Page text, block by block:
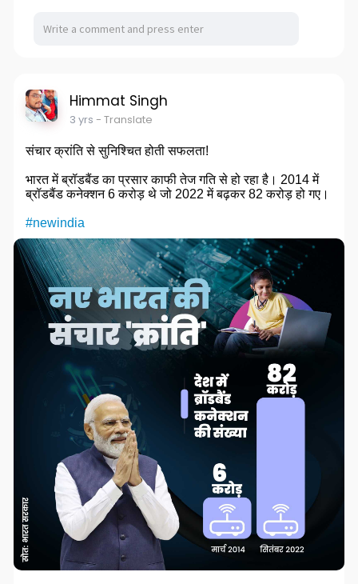
Himmat Singh
3 yrs - Translate
संचार क्रांति से सुनिश्चित होती सफलता!
भारत में ब्रॉडबैंड का प्रसार काफी तेज गति से हो रहा है। 2014 में
ब्रॉडबैंड कनेक्शन 6 करोड़ थे जो 2022 में बढ़कर 82 करोड़ हो गए।
#newindia